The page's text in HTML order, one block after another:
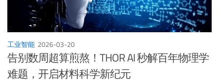
工业智能 2026-03-20
告别数周超算煎熬！THOR AI 秒解百年物理学
难题，开启材料科学新纪元